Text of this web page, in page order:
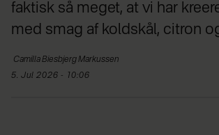
faktisk så meget, at vi har
med smag af koldskål, citron
CamillaBiesbjerg Markussen
5. Jul 2026 - 10:06